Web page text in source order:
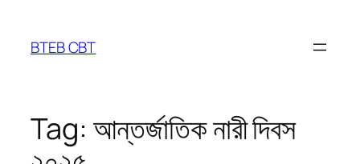
content
BTEB CBT
Tag: আন্তর্জাতিক নারী দিবস